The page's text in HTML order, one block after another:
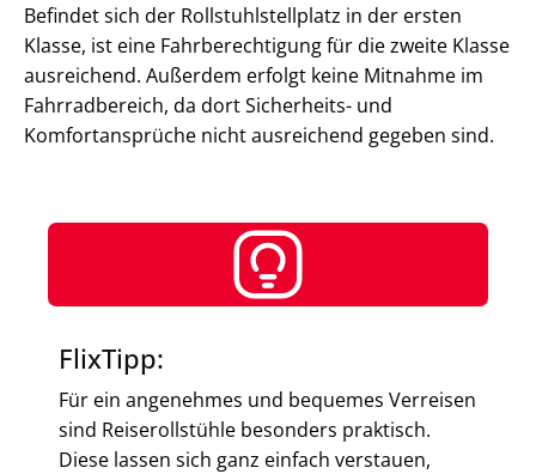
Befindet sich der Rollstuhlstellplatz in der ersten
Klasse, ist eine Fahrberechtigung für die zweite Klasse
ausreichend. Außerdem erfolgt keine Mitnahme im
Fahrradbereich, da dort Sicherheits- und
Komfortansprüche nicht ausreichend gegeben sind.
FlixTipp:
Für ein angenehmes und bequemes Verreisen
sind Reiserollstühle besonders praktisch.
Diese lassen sich ganz einfach verstauen,